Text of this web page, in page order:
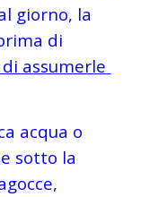
giorno, la
di
assumerle
acqua o
sotto la